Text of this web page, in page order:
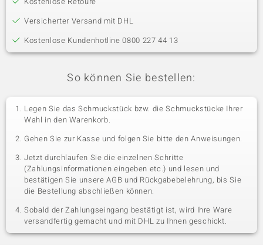
Versicherter Versand mit DHL
Kostenlose Kundenhotline 0800 227 44 13
So können Sie bestellen:
Legen Sie das Schmuckstück bzw. die Schmuckstücke Ihrer
Wahl in den Warenkorb.
Gehen Sie zur Kasse und folgen Sie bitte den Anweisungen.
Jetzt durchlaufen Sie die einzelnen Schritte
(Zahlungsinformationen eingeben etc.) und lesen und
bestätigen Sie unsere AGB und Rückgabebelehrung, bis Sie
die Bestellung abschließen können.
Sobald der Zahlungseingang bestätigt ist, wird Ihre Ware
versandfertig gemacht und mit DHL zu Ihnen geschickt.